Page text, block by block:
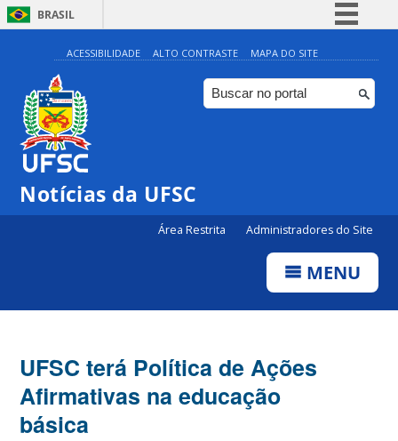
BRASIL
Simplifique!
Comunica BR
Participe
ACESSIBILIDADE ALTO CONTRASTE MAPA DO SITE
Notícias da UFSC
Área Restrita Administradores do Site
MENU
UFSC terá Política de Ações
Afirmativas na educação
básica